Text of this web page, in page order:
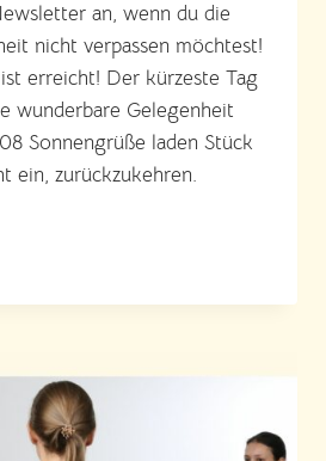
an, wenn du die
nicht verpassen möchtest!
erreicht! Der kürzeste Tag
wunderbare Gelegenheit
Sonnengrüße laden Stück
ein, zurückzukehren.